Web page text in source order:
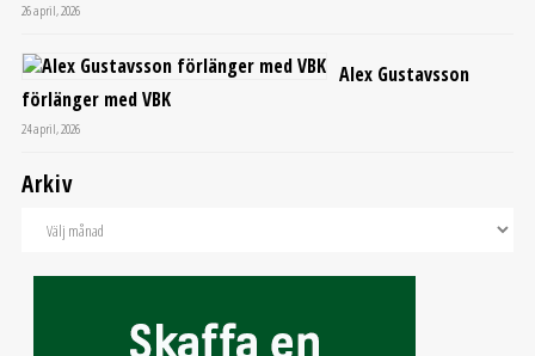
26 april, 2026
Alex Gustavsson
förlänger med VBK
24 april, 2026
Arkiv